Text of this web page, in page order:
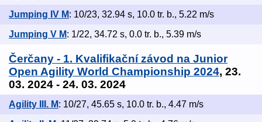
Jumping IV M: 10/23, 32.94 s, 10.0 tr. b., 5.22 m/s
Jumping V M: 1/22, 34.72 s, 0.0 tr. b., 5.39 m/s
Čerčany - 1. Kvalifikační závod na Junior
Open Agility World Championship 2024, 23.
03. 2024 - 24. 03. 2024
Agility III. M: 10/27, 45.65 s, 10.0 tr. b., 4.47 m/s